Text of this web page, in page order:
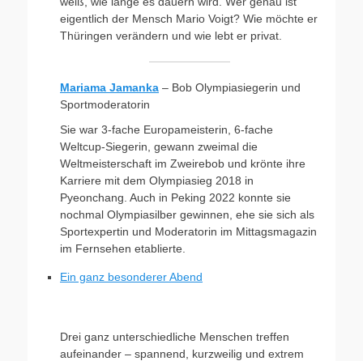
eigentlich der Mensch Mario Voigt? Wie möchte er
Thüringen verändern und wie lebt er privat.
Mariama Jamanka – Bob Olympiasiegerin und
Sportmoderatorin
Sie war 3-fache Europameisterin, 6-fache
Weltcup-Siegerin, gewann zweimal die
Weltmeisterschaft im Zweirebob und krönte ihre
Karriere mit dem Olympiasieg 2018 in
Pyeonchang. Auch in Peking 2022 konnte sie
nochmal Olympiasilber gewinnen, ehe sie sich als
Sportexpertin und Moderatorin im Mittagsmagazin
im Fernsehen etablierte.
Ein ganz besonderer Abend
Drei ganz unterschiedliche Menschen treffen
aufeinander – spannend, kurzweilig und extrem